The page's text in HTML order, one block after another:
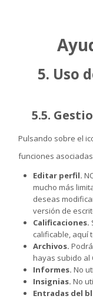
5. Uso
5.5.
Pulsando sobre el
funciones
Editar perfil.
mucho más
deseas
versión de
Calificaciones.
calificable, aquí
Archivos.
hayas subido al
Informes. No
Insignias. No
Entradas del